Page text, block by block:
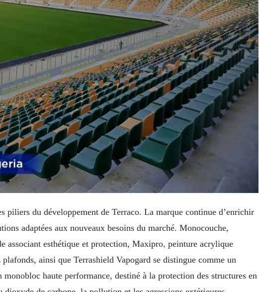
piliers du développement de Terraco. La marque continue d’enrichir
adaptées aux nouveaux besoins du marché. Monocouche,
associant esthétique et protection, Maxipro, peinture acrylique
plafonds, ainsi que Terrashield Vapogard se distingue comme un
haute performance, destiné à la protection des structures en